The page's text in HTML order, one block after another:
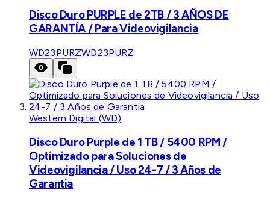
Disco Duro PURPLE de 2TB / 3 AÑOS DE
GARANTÍA / Para Videovigilancia
WD23PURZWD23PURZ
Western Digital (WD)
Disco Duro Purple de 1 TB / 5400 RPM /
Optimizado para Soluciones de
Videovigilancia / Uso 24-7 / 3 Años de
Garantia